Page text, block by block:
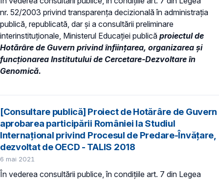
nr. 52/2003 privind transparenţa decizională în administraţia
publică, republicată, dar și a consultării preliminare
interinstituționale, Ministerul Educaţiei publică proiectul de
Hotărâre de Guvern privind înfiinţarea, organizarea şi
funcţionarea Institutului de Cercetare-Dezvoltare în
Genomică.
[Consultare publică] Proiect de Hotărâre de Guvern
aprobarea participării României la Studiul
Internaţional privind Procesul de Predare-Învăţare,
dezvoltat de OECD - TALIS 2018
6 mai 2021
În vederea consultării publice, în condiţiile art. 7 din Legea